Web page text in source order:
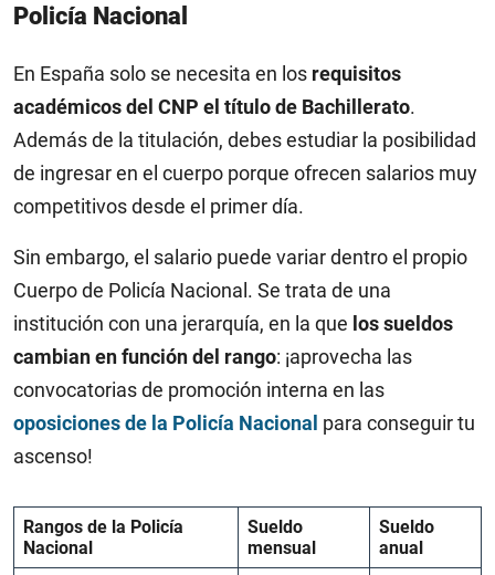
Policía Nacional
En España solo se necesita en los requisitos
académicos del CNP el título de Bachillerato.
Además de la titulación, debes estudiar la posibilidad
de ingresar en el cuerpo porque ofrecen salarios muy
competitivos desde el primer día.
Sin embargo, el salario puede variar dentro el propio
Cuerpo de Policía Nacional. Se trata de una
institución con una jerarquía, en la que los sueldos
cambian en función del rango: ¡aprovecha las
convocatorias de promoción interna en las
oposiciones de la Policía Nacional para conseguir tu
ascenso!
Rangos de la Policía
Nacional
Sueldo
mensual
Sueldo
anual